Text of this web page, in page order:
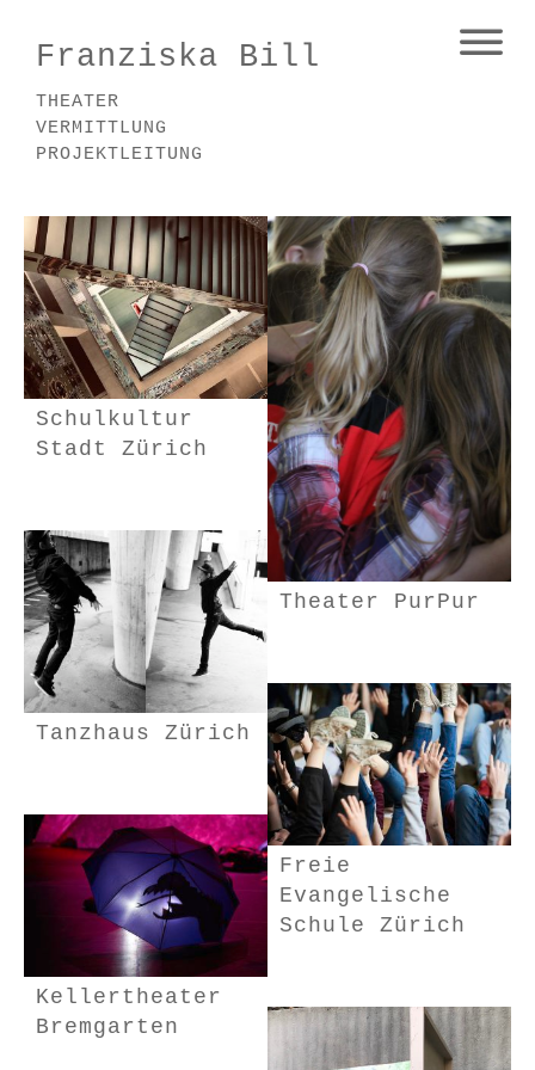
Franziska Bill
THEATER
VERMITTLUNG
PROJEKTLEITUNG
Schulkultur
Stadt Zürich
Theater PurPur
Tanzhaus Zürich
Freie
Evangelische
Schule Zürich
Kellertheater
Bremgarten